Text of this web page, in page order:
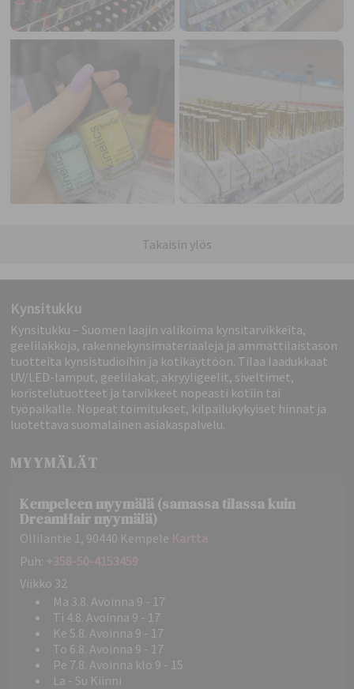
Takaisin ylös
Kynsitukku
Kynsitukku – Suomen laajin valikoima kynsitarvikkeita,
geelilakkoja, rakennekynsimateriaaleja ja ammattilaistason
tuotteita kynsistudioihin ja kotikäyttöön. Tilaa laadukkaat
UV/LED-lamput, geelilakat, akryyligeelit, siveltimet,
koristelutuotteet ja tarvikkeet nopeasti kotiin tai
työpaikalle. Nopeat toimitukset, kilpailukykyiset hinnat ja
luotettava suomalainen asiakaspalvelu.
MYYMÄLÄT
Kempeleen myymälä (samassa tilassa kuin
DreamHair myymälä)
Ollilantie 1, 90440 Kempele Kartta
Puh: +358-50-4153459
Viikko 32
Ma 3.8. Avoinna 9 - 17
Ti 4.8. Avoinna 9 - 17
Ke 5.8. Avoinna 9 - 17
To 6.8. Avoinna 9 - 17
Pe 7.8. Avoinna klo 9 - 15
La - Su Kiinni